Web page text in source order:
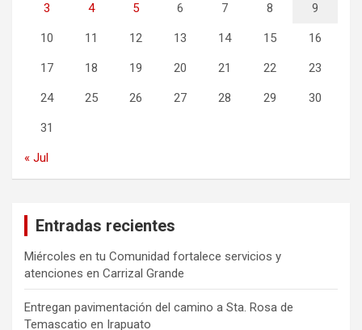
3 4 5 6 7 8 9
10 11 12 13 14 15 16
17 18 19 20 21 22 23
24 25 26 27 28 29 30
31
« Jul
Entradas recientes
Miércoles en tu Comunidad fortalece servicios y
atenciones en Carrizal Grande
Entregan pavimentación del camino a Sta. Rosa de
Temascatio en Irapuato